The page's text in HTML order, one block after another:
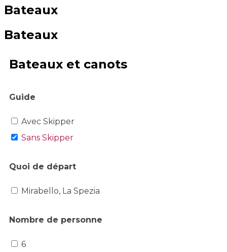
Bateaux
Bateaux
Bateaux et canots
Guide
Avec Skipper
Sans Skipper
Quoi de départ
Mirabello, La Spezia
Nombre de personne
6